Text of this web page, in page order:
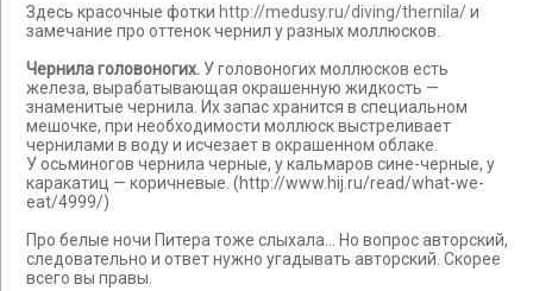
Здесь красочные фотки http://medusy.ru/diving/thernila/и
замечание про оттенок чернил у разных моллюсков.
Чернила головоногих. У головоногих моллюсков есть
железа, вырабатывающая окрашенную жидкость —
знаменитые чернила. Их запас хранится в специальном
мешочке, при необходимости моллюск выстреливает
чернилами в воду и исчезает в окрашенном облаке.
У осьминогов чернила черные, у кальмаров сине-черные, у
каракатиц — коричневые. (http://www.hij.ru/read/what-we-
eat/4999/)
Про белые ночи Питера тоже слыхала... Но вопрос авторский,
следовательно и ответ нужно угадывать авторский. Скорее
всего вы правы.